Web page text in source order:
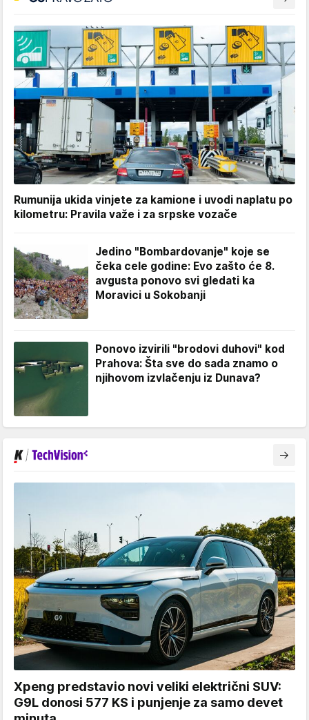
Rumunija ukida vinjete za kamione i uvodi naplatu po
kilometru: Pravila važe i za srpske vozače
Jedino "Bombardovanje" koje se
čeka cele godine: Evo zašto će 8.
avgusta ponovo svi gledati ka
Moravici u Sokobanji
Ponovo izvirili "brodovi duhovi" kod
Prahova: Šta sve do sada znamo o
njihovom izvlačenju iz Dunava?
Xpeng predstavio novi veliki električni SUV:
G9L donosi 577 KS i punjenje za samo devet